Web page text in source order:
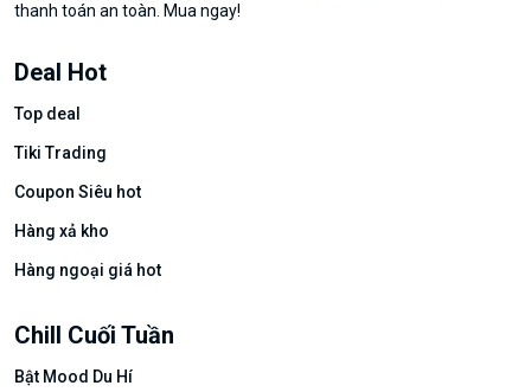
thanh toán an toàn. Mua ngay!
Deal Hot
Top deal
Tiki Trading
Coupon Siêu hot
Hàng xả kho
Hàng ngoại giá hot
Chill Cuối Tuần
Bật Mood Du Hí